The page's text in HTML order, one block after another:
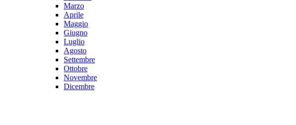
Marzo
Aprile
Maggio
Giugno
Luglio
Agosto
Settembre
Ottobre
Novembre
Dicembre